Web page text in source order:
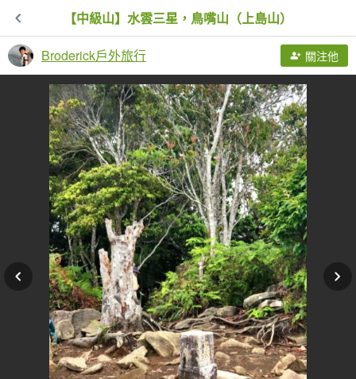
【中級山】水雲三星，鳥嘴山（上島山）
Broderick戶外旅行 關注他